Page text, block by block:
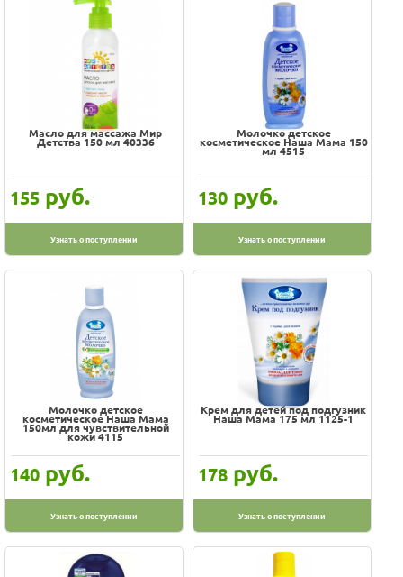
Масло для массажа Мир
Детства 150 мл 40336
155 руб.
Узнать о поступлении
Молочко детское
косметическое Наша Мама 150
мл 4515
130 руб.
Узнать о поступлении
Молочко детское
косметическое Наша Мама
150мл для чувствительной
кожи 4115
140 руб.
Узнать о поступлении
Крем для детей под подгузник
Наша Мама 175 мл 1125-1
178 руб.
Узнать о поступлении